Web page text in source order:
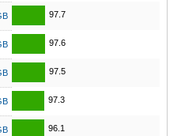
97.7
97.6
97.5
97.3
96.1